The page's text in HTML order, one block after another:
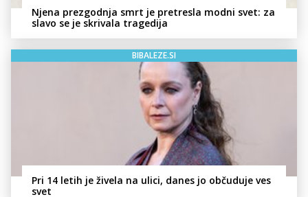
Njena prezgodnja smrt je pretresla modni svet: za
slavo se je skrivala tragedija
BIBALEZE.SI
Pri 14 letih je živela na ulici, danes jo občuduje ves
svet